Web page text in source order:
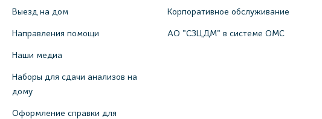
Выезд на дом
Направления помощи
Наши медиа
Наборы для сдачи анализов на
дому
Оформление справки для
Корпоративное обслуживание
АО "СЗЦДМ" в системе ОМС